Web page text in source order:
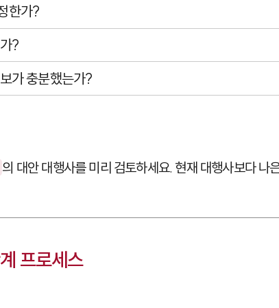
한가?
?
가 충분했는가?
의 대안 대행사를 미리 검토하세요. 현재 대행사보다 나
프로세스